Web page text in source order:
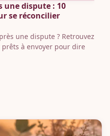
une dispute : 10
se réconcilier
une dispute ? Retrouvez
prêts à envoyer pour dire